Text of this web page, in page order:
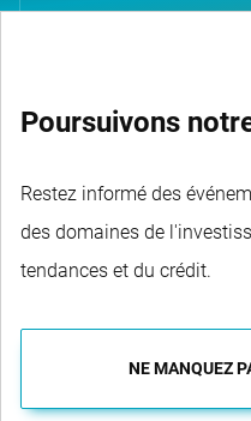
Poursuivons
Restez informé des
des domaines de
tendances et du crédit.
NE MANQUEZ